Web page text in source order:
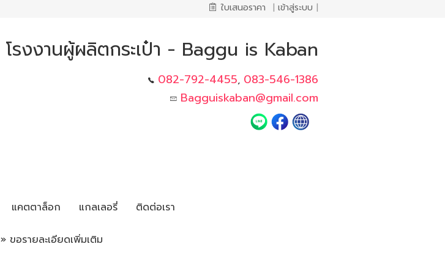
ใบเสนอราคา | เข้าสู่ระบบ |
โรงงานผู้ผลิตกระเป๋า - Baggu is Kaban
082-792-4455, 083-546-1386
Bagguiskaban@gmail.com
แคตตาล็อก แกลเลอรี่ ติดต่อเรา
» ขอรายละเอียดเพิ่มเติม